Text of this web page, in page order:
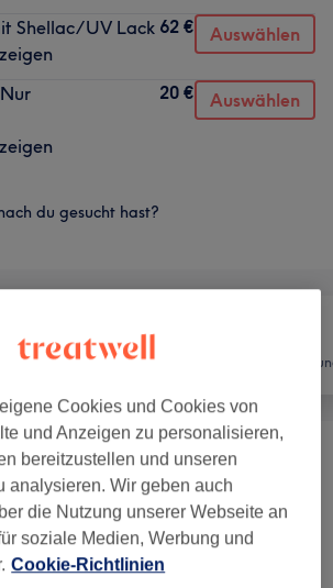
Shellac/UV Lack 62 € Auswählen
20 € Auswählen
du gesucht hast?
Nägel
(15) ab 15 €
Cookies und Cookies von
und Anzeigen zu personalisieren,
bereitzustellen und unseren
analysieren. Wir geben auch
die Nutzung unserer Webseite an
soziale Medien, Werbung und
Cookie-Richtlinien